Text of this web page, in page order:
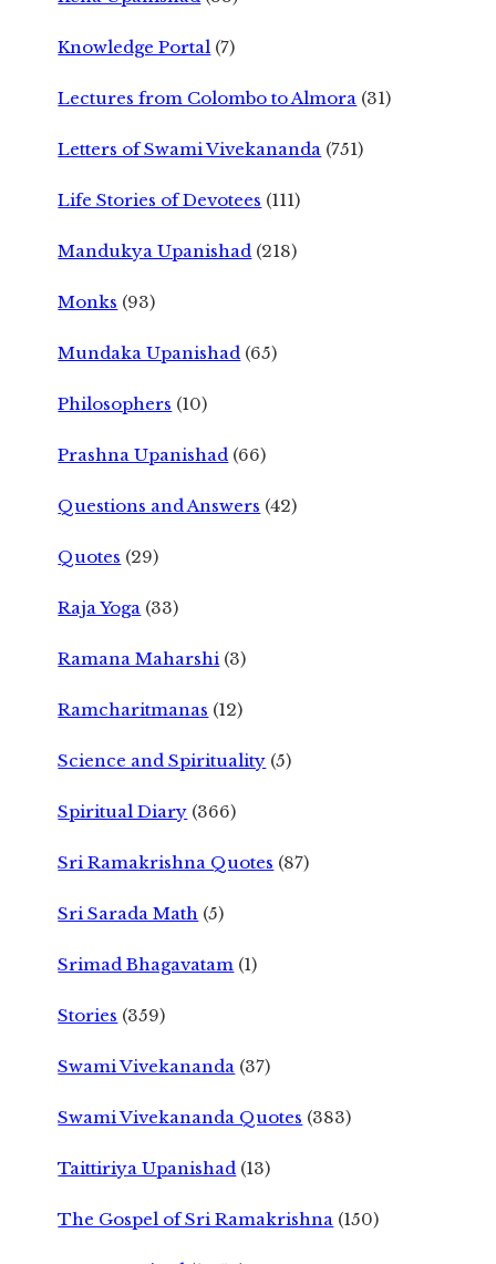
Knowledge Portal (7)
Lectures from Colombo to Almora (31)
Letters of Swami Vivekananda (751)
Life Stories of Devotees (111)
Mandukya Upanishad (218)
Monks (93)
Mundaka Upanishad (65)
Philosophers (10)
Prashna Upanishad (66)
Questions and Answers (42)
Quotes (29)
Raja Yoga (33)
Ramana Maharshi (3)
Ramcharitmanas (12)
Science and Spirituality (5)
Spiritual Diary (366)
Sri Ramakrishna Quotes (87)
Sri Sarada Math (5)
Srimad Bhagavatam (1)
Stories (359)
Swami Vivekananda (37)
Swami Vivekananda Quotes (383)
Taittiriya Upanishad (13)
The Gospel of Sri Ramakrishna (150)